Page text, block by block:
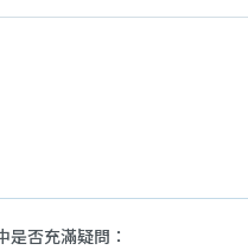
否充滿疑問：